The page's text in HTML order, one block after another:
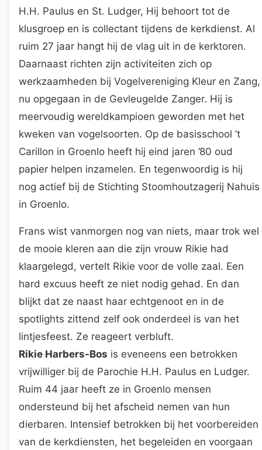
H.H. Paulus en St. Ludger, Hij behoort tot de
klusgroep en is collectant tijdens de kerkdienst. Al
ruim 27 jaar hangt hij de vlag uit in de kerktoren.
Daarnaast richten zijn activiteiten zich op
werkzaamheden bij Vogelvereniging Kleur en Zang,
nu opgegaan in de Gevleugelde Zanger. Hij is
meervoudig wereldkampioen geworden met het
kweken van vogelsoorten. Op de basisschool ’t
Carillon in Groenlo heeft hij eind jaren ’80 oud
papier helpen inzamelen. En tegenwoordig is hij
nog actief bij de Stichting Stoomhoutzagerij Nahuis
in Groenlo.
Frans wist vanmorgen nog van niets, maar trok wel
de mooie kleren aan die zijn vrouw Rikie had
klaargelegd, vertelt Rikie voor de volle zaal. Een
hard excuus heeft ze niet nodig gehad. En dan
blijkt dat ze naast haar echtgenoot en in de
spotlights zittend zelf ook onderdeel is van het
lintjesfeest. Ze reageert verbluft.
Rikie Harbers-Bos is eveneens een betrokken
vrijwilliger bij de Parochie H.H. Paulus en Ludger.
Ruim 44 jaar heeft ze in Groenlo mensen
ondersteund bij het afscheid nemen van hun
dierbaren. Intensief betrokken bij het voorbereiden
van de kerkdiensten, het begeleiden en voorgaan